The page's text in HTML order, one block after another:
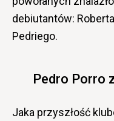
debiutantów:
Pedriego.
Pedro Porro
Jaka przyszłość